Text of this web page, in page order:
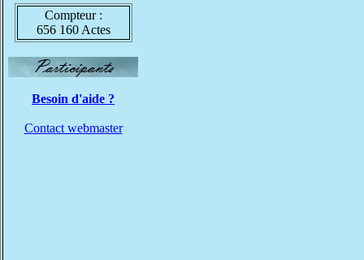
Compteur :
656 160 Actes
Besoin d'aide ?
Contact webmaster